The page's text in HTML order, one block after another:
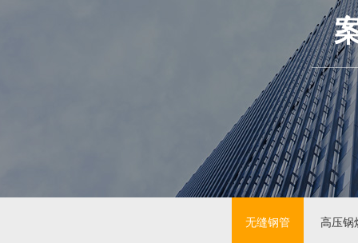
无缝钢管 高压锅